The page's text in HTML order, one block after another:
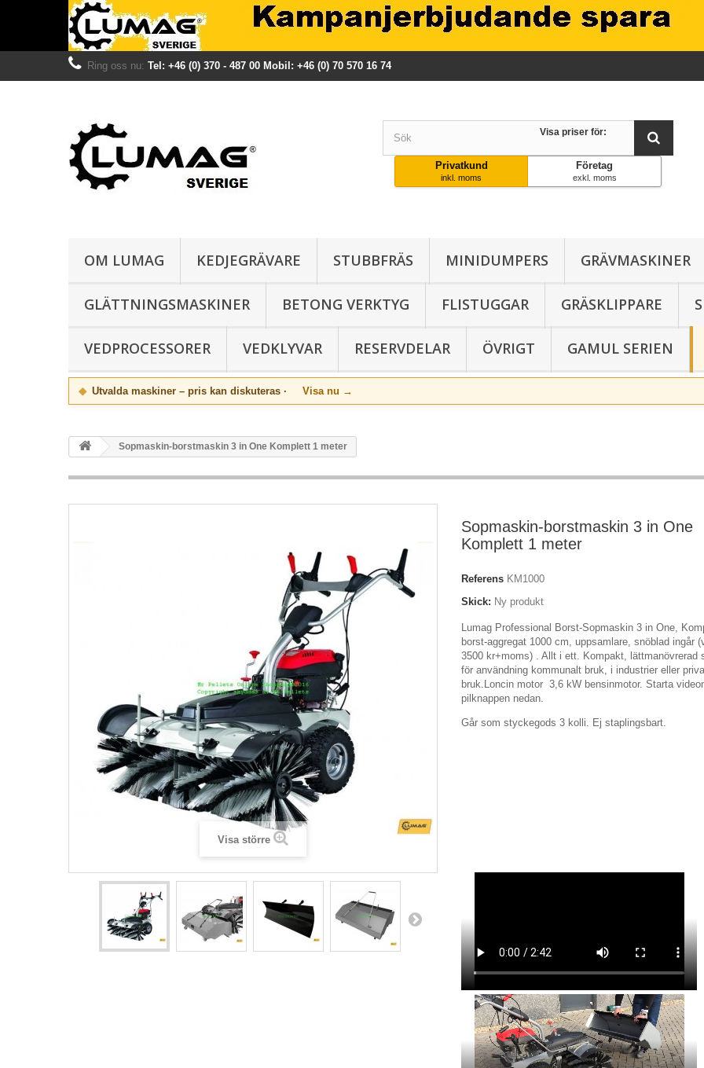
Ring oss nu: Tel: +46 (0) 370 - 487 00 Mobil: +46 (0) 70 570 16 74
Visa priser för:
Privatkund
inkl. moms
Företag
exkl. moms
OM LUMAG KEDJEGRÄVARE STUBBFRÄS MINIDUMPERS GRÄVMASKINER
GLÄTTNINGSMASKINER BETONG VERKTYG FLISTUGGAR GRÄSKLIPPARE
VEDPROCESSORER VEDKLYVAR RESERVDELAR ÖVRIGT GAMUL SERIEN
◆ Utvalda maskiner – pris kan diskuteras · Visa nu →
Sopmaskin-borstmaskin 3 in One Komplett 1 meter
Visa större
Sopmaskin-borstmaskin 3 in One
Komplett 1 meter
Referens KM1000
Skick: Ny produkt
Lumag Professional Borst-Sopmaskin 3 in One,
borst-aggregat 1000 cm, uppsamlare, snöblad ingår
3500 kr+moms) . Allt i ett. Kompakt, lättmanövrerad
för användning kommunalt bruk, i industrier eller
bruk.Loncin motor 3,6 kW bensinmotor. Starta
pilknappen nedan.
Går som styckegods 3 kolli. Ej staplingsbart.